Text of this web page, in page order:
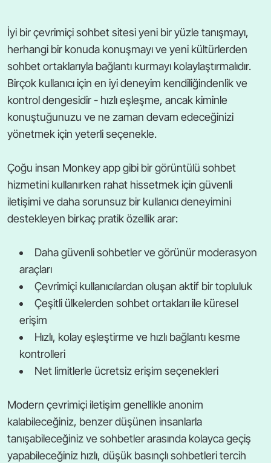
İyi bir çevrimiçi sohbet sitesi yeni bir yüzle tanışmayı,
herhangi bir konuda konuşmayı ve yeni kültürlerden
sohbet ortaklarıyla bağlantı kurmayı kolaylaştırmalıdır.
Birçok kullanıcı için en iyi deneyim kendiliğindenlik ve
kontrol dengesidir - hızlı eşleşme, ancak kiminle
konuştuğunuzu ve ne zaman devam edeceğinizi
yönetmek için yeterli seçenekle.
Çoğu insan Monkey app gibi bir görüntülü sohbet
hizmetini kullanırken rahat hissetmek için güvenli
iletişimi ve daha sorunsuz bir kullanıcı deneyimini
destekleyen birkaç pratik özellik arar:
Daha güvenli sohbetler ve görünür moderasyon
araçları
Çevrimiçi kullanıcılardan oluşan aktif bir topluluk
Çeşitli ülkelerden sohbet ortakları ile küresel
erişim
Hızlı, kolay eşleştirme ve hızlı bağlantı kesme
kontrolleri
Net limitlerle ücretsiz erişim seçenekleri
Modern çevrimiçi iletişim genellikle anonim
kalabileceğiniz, benzer düşünen insanlarla
tanışabileceğiniz ve sohbetler arasında kolayca geçiş
yapabileceğiniz hızlı, düşük basınçlı sohbetleri tercih